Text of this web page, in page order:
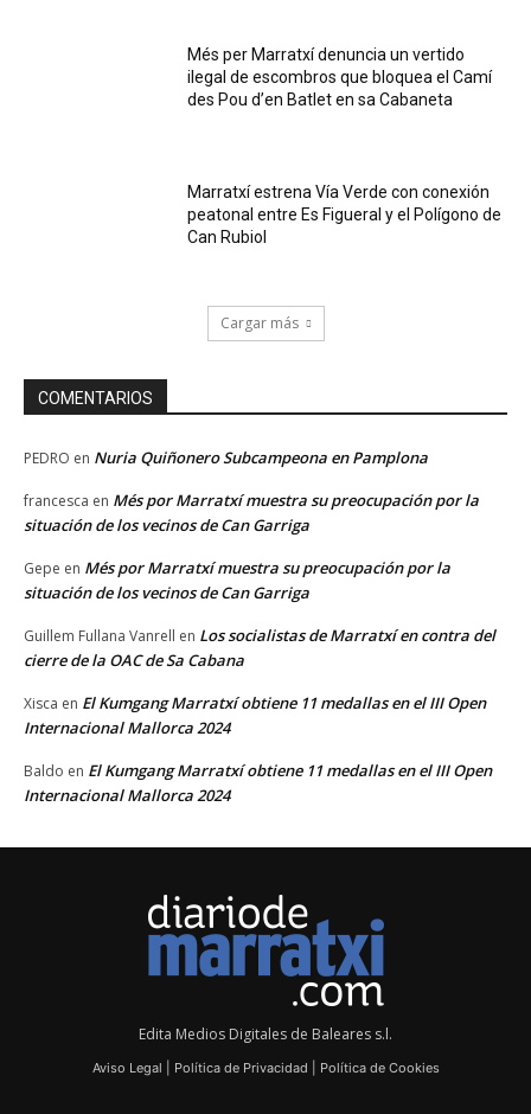
Més per Marratxí denuncia un vertido
ilegal de escombros que bloquea el Camí
des Pou d’en Batlet en sa Cabaneta
Marratxí estrena Vía Verde con conexión
peatonal entre Es Figueral y el Polígono de
Can Rubiol
Cargar más
COMENTARIOS
PEDRO en Nuria Quiñonero Subcampeona en Pamplona
francesca en Més por Marratxí muestra su preocupación por la
situación de los vecinos de Can Garriga
Gepe en Més por Marratxí muestra su preocupación por la
situación de los vecinos de Can Garriga
Guillem Fullana Vanrell en Los socialistas de Marratxí en contra del
cierre de la OAC de Sa Cabana
Xisca en El Kumgang Marratxí obtiene 11 medallas en el III Open
Internacional Mallorca 2024
Baldo en El Kumgang Marratxí obtiene 11 medallas en el III Open
Internacional Mallorca 2024
Edita Medios Digitales de Baleares s.l.
Aviso Legal Política de Privacidad Política de Cookies